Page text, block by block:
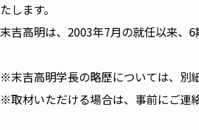
たします。
末吉高明は、2003年7月の就任以来、
※末吉高明学長の略歴については、別
※取材いただける場合は、事前にご連